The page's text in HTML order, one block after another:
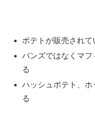
ポテトが販売されて
バンズではなくマ
る
ハッシュポテト、
る